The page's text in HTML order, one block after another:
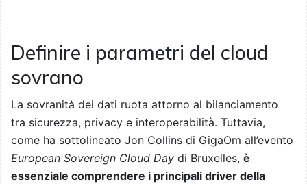
Definire i parametri del cloud
sovrano
La sovranità dei dati ruota attorno al bilanciamento
tra sicurezza, privacy e interoperabilità. Tuttavia,
come ha sottolineato Jon Collins di GigaOm all’evento
European Sovereign Cloud Day di Bruxelles, è
essenziale comprendere i principali driver della